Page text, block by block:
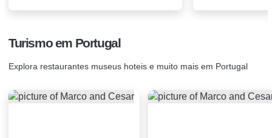
Turismo em Portugal
Explora restaurantes museus hoteis e muito mais em Portugal